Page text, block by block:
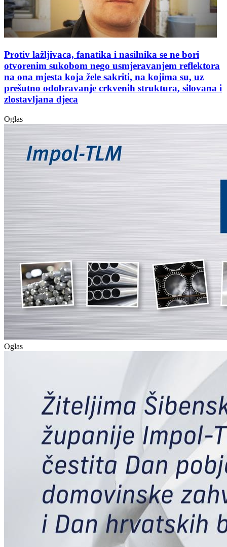
Protiv lažljivaca, fanatika i nasilnika se ne bori
otvorenim sukobom nego usmjeravanjem reflektora
na ona mjesta koja žele sakriti, na kojima su, uz
prešutno odobravanje crkvenih struktura, silovana i
zlostavljana djeca
Oglas
Oglas